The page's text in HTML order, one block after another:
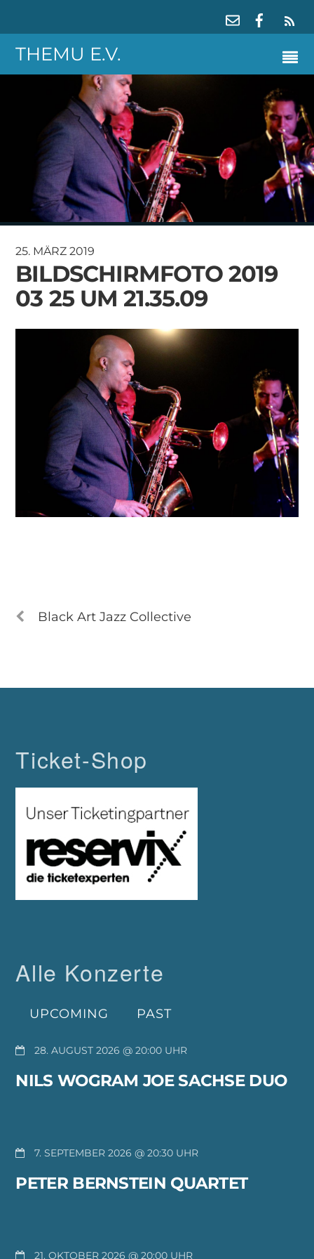
THEMU E.V.
25. MÄRZ 2019
BILDSCHIRMFOTO 2019
03 25 UM 21.35.09
Black Art Jazz Collective
Ticket-Shop
Alle Konzerte
UPCOMING PAST
28. AUGUST 2026 @ 20:00
NILS WOGRAM JOE SACHSE DUO
7. SEPTEMBER 2026 @ 20:30
PETER BERNSTEIN QUARTET
21. OKTOBER 2026 @ 20:00